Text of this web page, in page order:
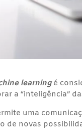
learningé
a “inteligência”
uma
de novas